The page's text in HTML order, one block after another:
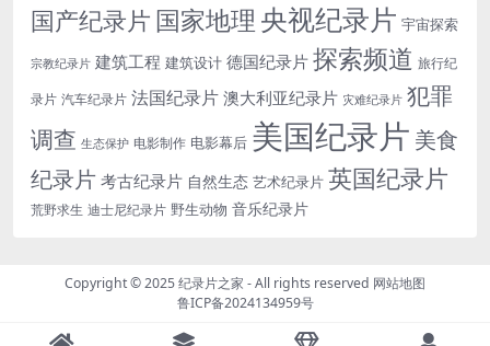
国产纪录片 国家地理 央视纪录片 宇宙探索
宗教纪录片 建筑工程 建筑设计 德国纪录片 探索频道 旅行纪
录片 汽车纪录片 法国纪录片 澳大利亚纪录片 灾难纪录片 犯罪
调查 生态保护 电影制作 电影幕后 美国纪录片 美食
纪录片考古纪录片 自然生态 艺术纪录片 英国纪录片
荒野求生 迪士尼纪录片 野生动物 音乐纪录片
Copyright © 2025纪录片之家 - All rights reserved 网站地图
鲁ICP备2024134959号